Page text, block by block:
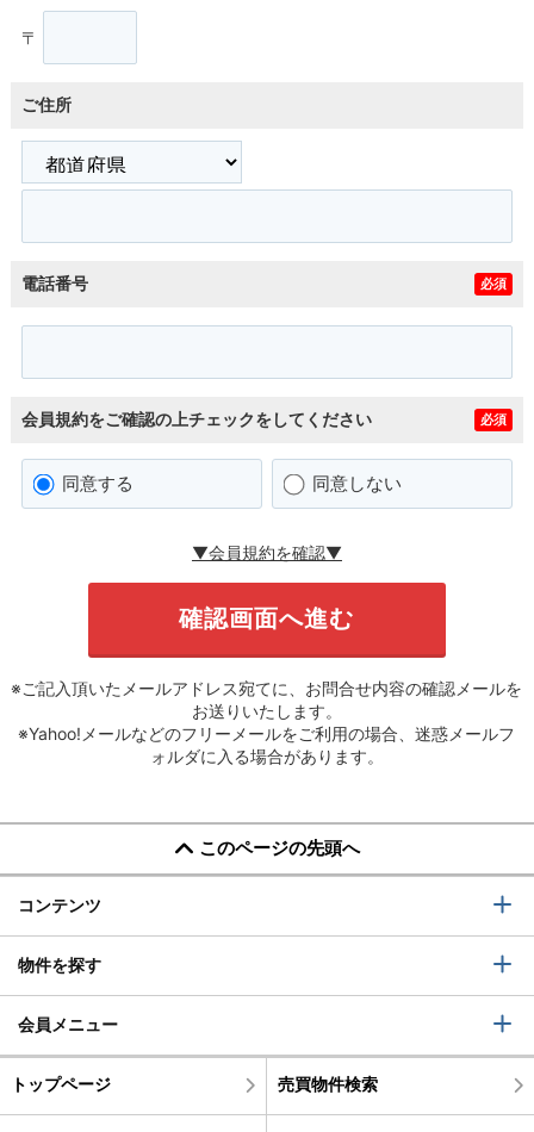
〒
ご住所
電話番号 必須
会員規約をご確認の上チェックをしてください 必須
同意する 同意しない
▼会員規約を確認▼
※ご記入頂いたメールアドレス宛てに、お問合せ内容の確認メールを
お送りいたします。
※Yahoo!メールなどのフリーメールをご利用の場合、迷惑メールフ
ォルダに入る場合があります。
このページの先頭へ
コンテンツ
物件を探す
会員メニュー
トップページ 売買物件検索